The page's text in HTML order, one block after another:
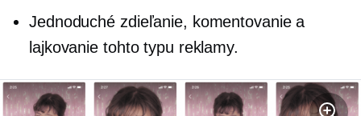
Jednoduché zdieľanie, komentovanie a
lajkovanie tohto typu reklamy.